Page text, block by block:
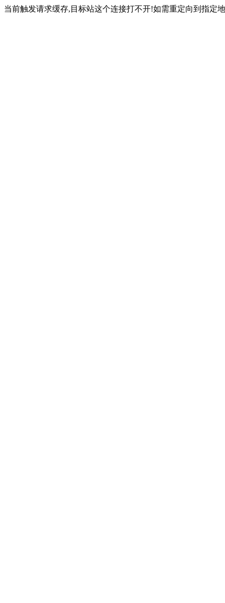
当前触发请求缓存,目标站这个连接打不开!如需重定向到指定